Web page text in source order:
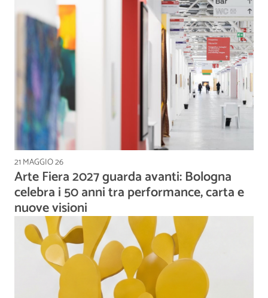
21 MAGGIO 26
Arte Fiera 2027 guarda avanti: Bologna
celebra i 50 anni tra performance, carta e
nuove visioni